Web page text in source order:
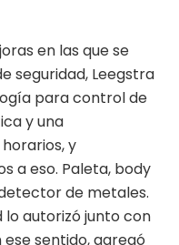
en las que se
seguridad, Leegstra
para control de
y una
y
a eso. Paleta, body
de metales.
lo autorizó junto con
ese sentido, agregó